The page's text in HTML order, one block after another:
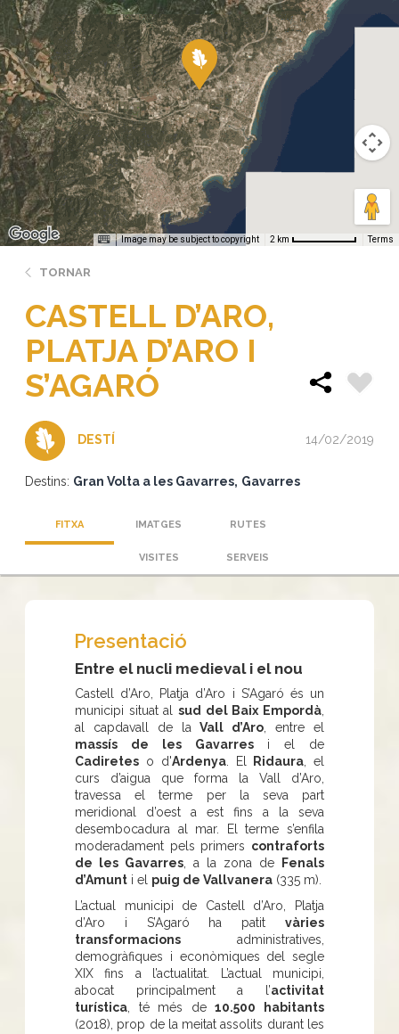
Image may be subject to copyright 2 km Terms
TORNAR
CASTELL D’ARO,
PLATJA D’ARO I
S’AGARÓ
DESTÍ 14/02/2019
Destins: Gran Volta a les Gavarres Gavarres
FITXA IMATGES RUTES
VISITES SERVEIS
Presentació
Entre el nucli medieval i el nou
Castell d’Aro, Platja d’Aro i S’Agaró és un
municipi situat al sud del Baix Empordà
al capdavall de la Vall d’Aro , entre el
massís de les Gavarresi el de
Cadiretes o d'Ardenya . El Ridaura , el
curs d’aigua que forma la Vall d’Aro,
travessa el terme per la seva part
meridional d’oest a est fins a la seva
desembocadura al mar. El terme s’enfila
moderadament pels primers contraforts
de les Gavarres , a la zona de
Fenals
d’Amunt i el puig de Vallvanera (335 m).
L’actual municipi de Castell d’Aro, Platja
d’Aro i S’Agaró ha patit vàries
transformacions administratives,
demogràfiques i econòmiques del segle
XIX fins a l’actualitat. L’actual municipi,
abocat principalment a l’activitat
turística , té més de10.500 habitants
(2018), prop de la meitat assolits durant les